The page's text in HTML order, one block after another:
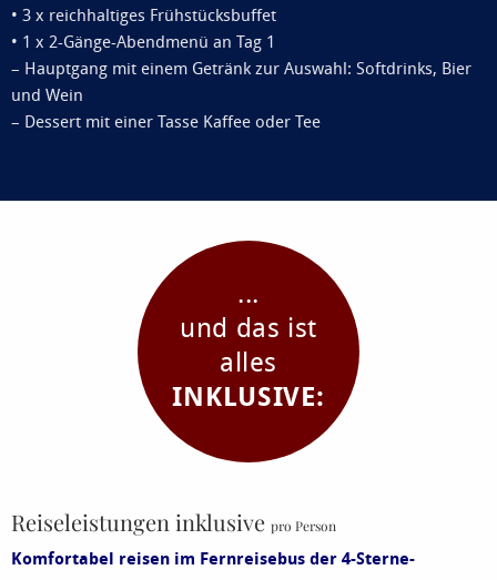
• 3 x reichhaltiges Frühstücksbuffet
• 1 x 2-Gänge-Abendmenü an Tag 1
– Hauptgang mit einem Getränk zur Auswahl: Softdrinks, Bier
und Wein
– Dessert mit einer Tasse Kaffee oder Tee
...
und das ist
alles
INKLUSIVE:
Reiseleistungen inklusive pro Person
Komfortabel reisen im Fernreisebus der 4-Sterne-